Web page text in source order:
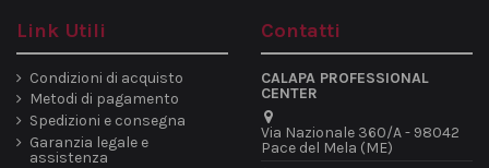
Link Utili
Condizioni di acquisto
Metodi di pagamento
Spedizioni e consegna
Garanzia legale e
assistenza
Contatti
CALAPA PROFESSIONAL
CENTER
Via Nazionale 360/A - 98042
Pace del Mela (ME)